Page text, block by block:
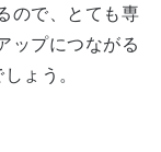
ので、とても専
ップにつながる
ょう。